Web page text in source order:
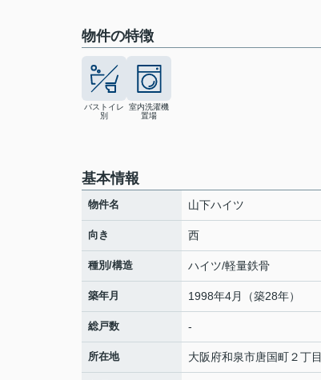
物件の特徴
バストイレ
別
室内洗濯機
置場
基本情報
物件名 山下ハイツ
向き 西
種別/構造 ハイツ/軽量鉄骨
築年月 1998年4月（築28年）
総戸数 -
所在地 大阪府和泉市唐国町２丁目